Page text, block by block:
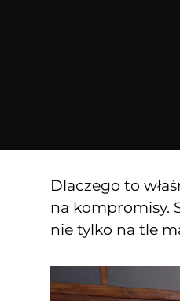
Dlaczego to
na kompromisy.
nie tylko na tle